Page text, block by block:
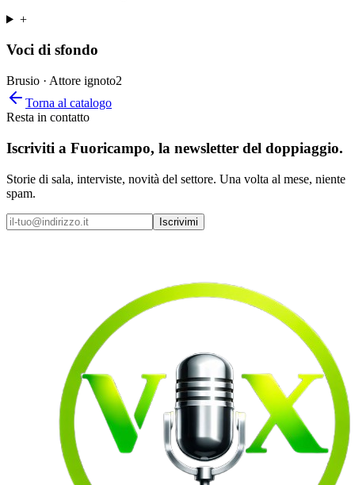
+
Voci di sfondo
Brusio · Attore ignoto2
Torna al catalogo
Resta in contatto
Iscriviti a Fuoricampo, la newsletter del doppiaggio.
Storie di sala, interviste, novità del settore. Una volta al mese, niente
spam.
Iscrivimi